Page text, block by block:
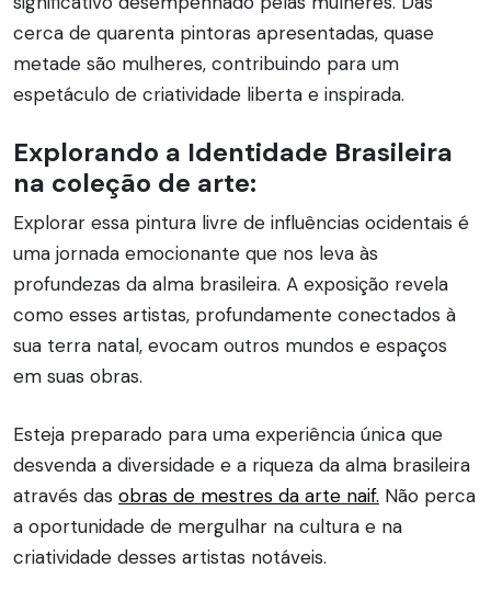
cerca de quarenta pintoras apresentadas, quase
metade são mulheres, contribuindo para um
espetáculo de criatividade liberta e inspirada.
Explorando a Identidade Brasileira
na coleção de arte:
Explorar essa pintura livre de influências ocidentais é
uma jornada emocionante que nos leva às
profundezas da alma brasileira. A exposição revela
como esses artistas, profundamente conectados à
sua terra natal, evocam outros mundos e espaços
em suas obras.
Esteja preparado para uma experiência única que
desvenda a diversidade e a riqueza da alma brasileira
através das obras de mestres da arte naif. Não perca
a oportunidade de mergulhar na cultura e na
criatividade desses artistas notáveis.